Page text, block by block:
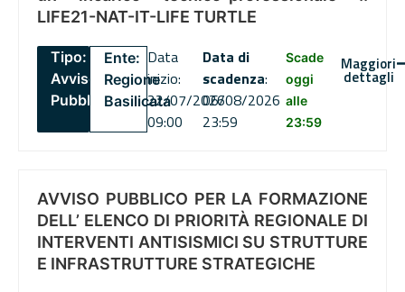
LIFE21-NAT-IT-LIFE TURTLE
Tipo:
Avviso
Pubblico
Ente:
Regione
Basilicata
Data
inizio:
22/07/2026
09:00
Data di
scadenza:
06/08/2026
23:59
Scade
oggi
alle
23:59
Maggiori
dettagli
AVVISO PUBBLICO PER LA FORMAZIONE
DELL’ ELENCO DI PRIORITÀ REGIONALE DI
INTERVENTI ANTISISMICI SU STRUTTURE
E INFRASTRUTTURE STRATEGICHE